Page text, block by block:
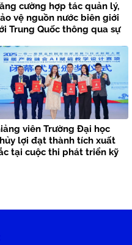
cường hợp tác quản lý,
vệ nguồn nước biên giới
Trung Quốc thông qua sự
2026 tại Quảng Tây
viên Trường Đại học
lợi đạt thành tích xuất
tại cuộc thi phát triển kỹ